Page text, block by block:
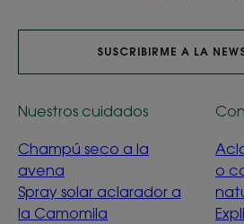
SUSCRIBIRME A LA
Nuestros cuidados
Champú seco a la
avena
Spray solar aclarador a
la Camomila
o